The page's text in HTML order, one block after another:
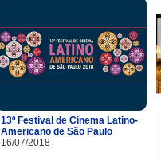
13º Festival de Cinema Latino-
Americano de São Paulo
16/07/2018